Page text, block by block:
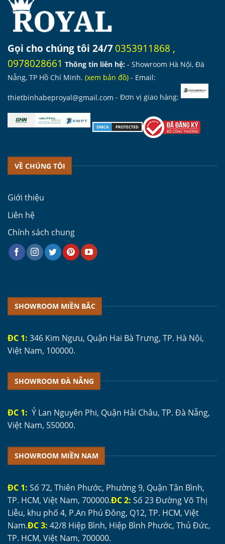
Gọi cho chúng tôi 24/70353911868 ,
0978028661 Thông tin liên hệ: - Showroom Hà Nội, Đà
Nẵng, TP Hồ Chí Minh. (xem bản đồ) - Email:
thietbinhabeproyal@gmail.com - Đơn vị giao hàng:
VỀ CHÚNG TÔI
Giới thiệu
Liên hệ
Chính sách chung
SHOWROOM MIỀN BẮC
ĐC 1: 346 Kim Ngưu, Quận Hai Bà Trưng, TP. Hà Nội,
Việt Nam, 100000.
SHOWROOM ĐÀ NẴNG
ĐC 1: Ỷ Lan Nguyên Phi, Quận Hải Châu, TP. Đà Nẵng,
Việt Nam, 550000.
SHOWROOM MIỀN NAM
ĐC 1: Số 72, Thiên Phước, Phường 9, Quận Tân Bình,
TP. HCM, Việt Nam, 700000.ĐC 2: Số 23 Đường Võ Thị
Liễu, khu phố 4, P.An Phú Đông, Q12, TP. HCM, Việt
Nam.ĐC 3: 42/8 Hiệp Bình, Hiệp Bình Phước, Thủ Đức,
TP. HCM, Việt Nam, 700000.